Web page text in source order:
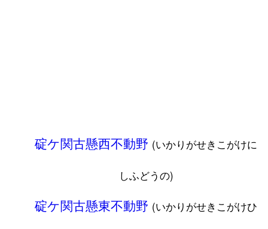
碇ケ関古懸西不動野 (いかりがせきこがけに
しふどうの)
碇ケ関古懸東不動野 (いかりがせきこがけひ